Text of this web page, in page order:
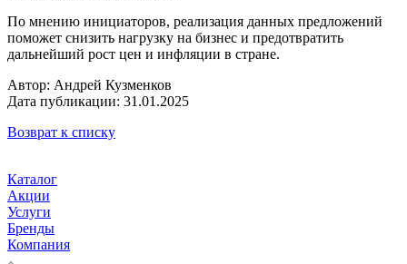
По мнению инициаторов, реализация данных предложений
поможет снизить нагрузку на бизнес и предотвратить
дальнейший рост цен и инфляции в стране.
Автор: Андрей Кузменков
Дата публикации: 31.01.2025
Возврат к списку
Каталог
Акции
Услуги
Бренды
Компания